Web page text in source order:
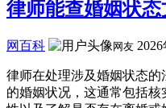
律师能查婚姻状
网百科 网友
律师在处理涉及婚姻状态的
的婚姻状况，这通常包括